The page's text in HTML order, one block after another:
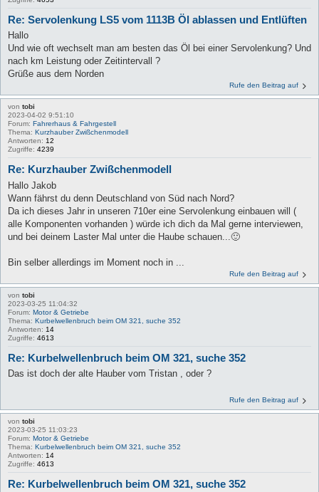
Re: Servolenkung LS5 vom 1113B Öl ablassen und Entlüften
Hallo
Und wie oft wechselt man am besten das Öl bei einer Servolenkung? Und
nach km Leistung oder Zeitintervall ?
Grüße aus dem Norden
Rufe den Beitrag auf
von tobi
2023-04-02 9:51:10
Forum: Fahrerhaus & Fahrgestell
Thema: Kurzhauber Zwißchenmodell
Antworten: 12
Zugriffe: 4239
Re: Kurzhauber Zwißchenmodell
Hallo Jakob
Wann fährst du denn Deutschland von Süd nach Nord?
Da ich dieses Jahr in unseren 710er eine Servolenkung einbauen will (
alle Komponenten vorhanden ) würde ich dich da Mal gerne interviewen,
und bei deinem Laster Mal unter die Haube schauen...🙂
Bin selber allerdings im Moment noch in ...
Rufe den Beitrag auf
von tobi
2023-03-25 11:04:32
Forum: Motor & Getriebe
Thema: Kurbelwellenbruch beim OM 321, suche 352
Antworten: 14
Zugriffe: 4613
Re: Kurbelwellenbruch beim OM 321, suche 352
Das ist doch der alte Hauber vom Tristan , oder ?
Rufe den Beitrag auf
von tobi
2023-03-25 11:03:23
Forum: Motor & Getriebe
Thema: Kurbelwellenbruch beim OM 321, suche 352
Antworten: 14
Zugriffe: 4613
Re: Kurbelwellenbruch beim OM 321, suche 352